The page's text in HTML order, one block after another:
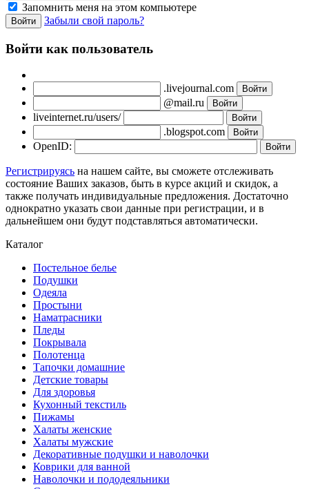
Запомнить меня на этом компьютере
Забыли свой пароль?
Войти как пользователь
.livejournal.com
@mail.ru
liveinternet.ru/users/
.blogspot.com
OpenID:
Регистрируясь на нашем сайте, вы сможете отслеживать
состояние Ваших заказов, быть в курсе акций и скидок, а
также получать индивидуальные предложения. Достаточно
однократно указать свои данные при регистрации, и в
дальнейшем они будут подставляться автоматически.
Каталог
Постельное белье
Подушки
Одеяла
Простыни
Наматрасники
Пледы
Покрывала
Полотенца
Тапочки домашние
Детские товары
Для здоровья
Кухонный текстиль
Пижамы
Халаты женские
Халаты мужские
Декоративные подушки и наволочки
Коврики для ванной
Наволочки и пододеяльники